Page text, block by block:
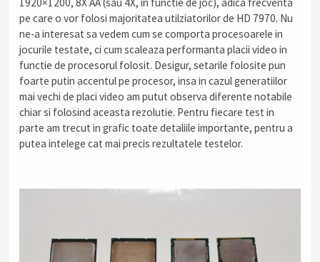
pe care o vor folosi majoritatea utilziatorilor de HD 7970. Nu
ne-a interesat sa vedem cum se comporta procesoarele in
jocurile testate, ci cum scaleaza performanta placii video in
functie de procesorul folosit. Desigur, setarile folosite pun
foarte putin accentul pe procesor, insa in cazul generatiilor
mai vechi de placi video am putut observa diferente notabile
chiar si folosind aceasta rezolutie. Pentru fiecare test in
parte am trecut in grafic toate detaliile importante, pentru a
putea intelege cat mai precis rezultatele testelor.